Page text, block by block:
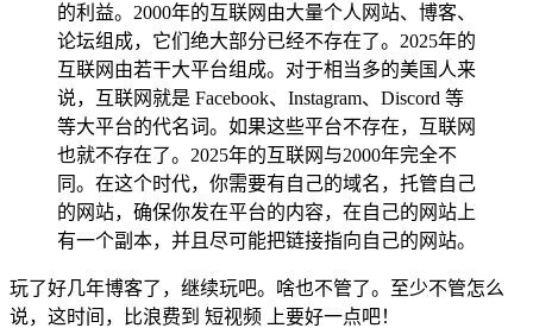
的利益。2000年的互联网由大量个人网站、博客、
论坛组成，它们绝大部分已经不存在了。2025年的
互联网由若干大平台组成。对于相当多的美国人来
说，互联网就是 Facebook、Instagram、Discord 等
等大平台的代名词。如果这些平台不存在，互联网
也就不存在了。2025年的互联网与2000年完全不
同。在这个时代，你需要有自己的域名，托管自己
的网站，确保你发在平台的内容，在自己的网站上
有一个副本，并且尽可能把链接指向自己的网站。
玩了好几年博客了，继续玩吧。啥也不管了。至少不管怎么
说，这时间，比浪费到 短视频 上要好一点吧！